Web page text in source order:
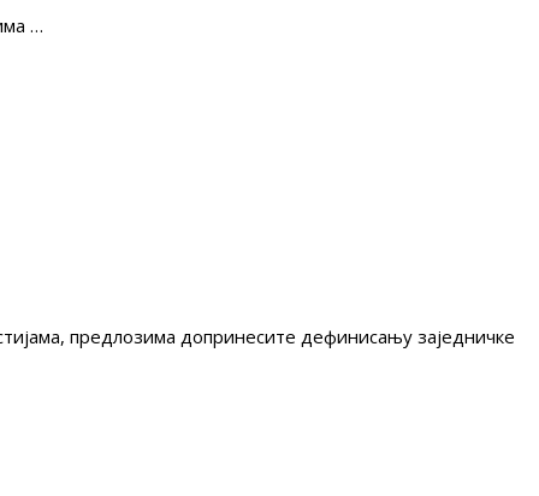
…
предлозима допринесите дефинисању заједничке